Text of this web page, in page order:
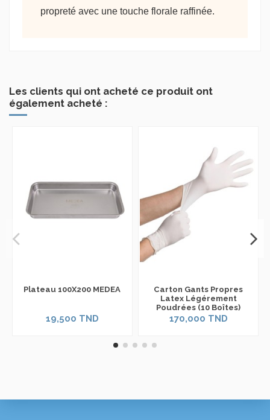
propreté avec une touche florale raffinée.
Les clients qui ont acheté ce produit ont
également acheté :
Plateau 100X200 MEDEA
19,500 TND
Carton Gants Propres
Latex Légérement
Poudrées (10 Boîtes)
170,000 TND